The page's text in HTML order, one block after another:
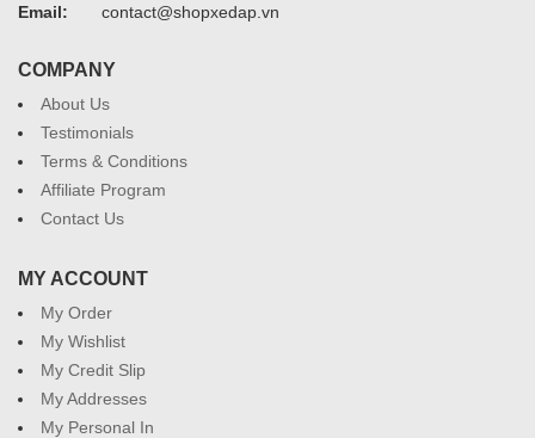
Email:
contact@shopxedap.vn
COMPANY
About Us
Testimonials
Terms & Conditions
Affiliate Program
Contact Us
MY ACCOUNT
My Order
My Wishlist
My Credit Slip
My Addresses
My Personal In